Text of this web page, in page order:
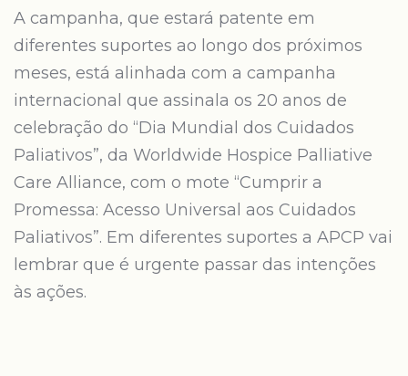
A campanha, que estará patente em
diferentes suportes ao longo dos próximos
meses, está alinhada com a campanha
internacional que assinala os 20 anos de
celebração do “Dia Mundial dos Cuidados
Paliativos”, da Worldwide Hospice Palliative
Care Alliance, com o mote “Cumprir a
Promessa: Acesso Universal aos Cuidados
Paliativos”. Em diferentes suportes a APCP vai
lembrar que é urgente passar das intenções
às ações.